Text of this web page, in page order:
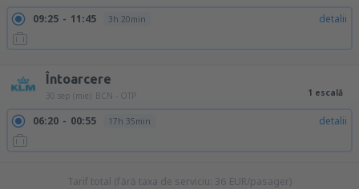
09:25 11:45 3h 20min detalii
Întoarcere
30 sep (mie) BCN - OTP 1 escală
06:20 00:55 17h 35min detalii
Tarif total (fără taxa de serviciu: 36 EUR/pasager)